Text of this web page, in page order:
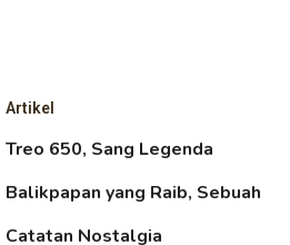
Artikel
Treo 650, Sang Legenda
Balikpapan yang Raib, Sebuah
Catatan Nostalgia